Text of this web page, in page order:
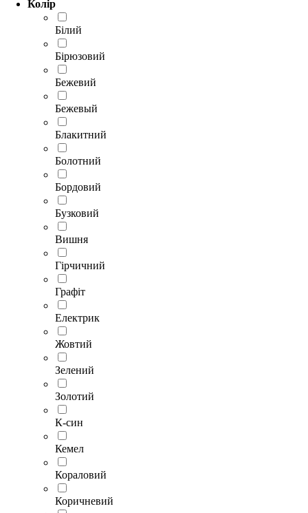
Колір
Білий
Бірюзовий
Бежевий
Бежевый
Блакитний
Болотний
Бордовий
Бузковий
Вишня
Гірчичний
Графіт
Електрик
Жовтий
Зелений
Золотий
К-син
Кемел
Кораловий
Коричневий